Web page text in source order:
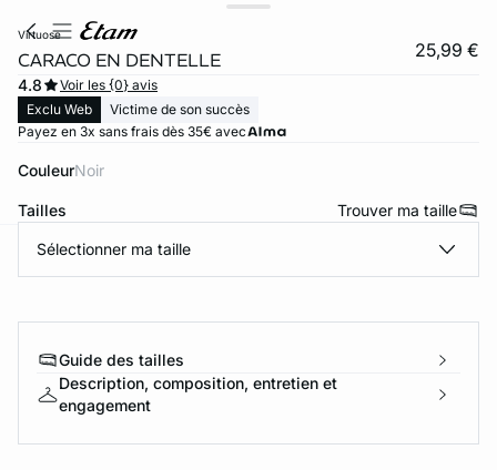
virtuose
CARACO EN DENTELLE 25,99 €
4.8
Voir les {0} avis
Exclu Web
Victime de son succès
Payez en 3x sans frais dès 35€ avec
Couleur noir
Tailles Trouver ma taille
Sélectionner ma taille
Guide des tailles
Description, composition, entretien et
engagement